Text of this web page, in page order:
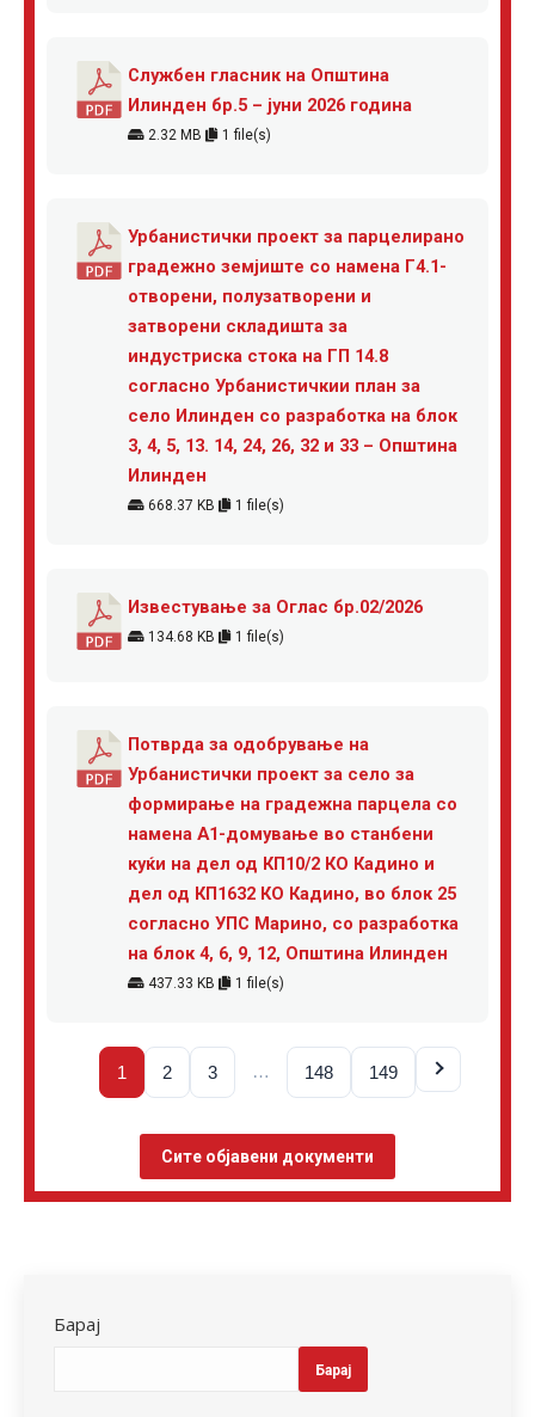
Службен гласник на Општина
Илинден бр.5 – јуни 2026 година
2.32 MB 1 file(s)
Урбанистички проект за парцелирано
градежно земјиште со намена Г4.1-
отворени, полузатворени и
затворени складишта за
индустриска стока на ГП 14.8
согласно Урбанистичкии план за
село Илинден со разработка на блок
3, 4, 5, 13. 14, 24, 26, 32 и 33 – Општина
Илинден
668.37 KB 1 file(s)
Известување за Оглас бр.02/2026
134.68 KB 1 file(s)
Потврда за одобрување на
Урбанистички проект за село за
формирање на градежна парцела со
намена А1-домување во станбени
куќи на дел од КП10/2 КО Кадино и
дел од КП1632 КО Кадино, во блок 25
согласно УПС Марино, со разработка
на блок 4, 6, 9, 12, Општина Илинден
437.33 KB 1 file(s)
1 2 3 … 148 149
Сите објавени документи
Барај
Барај